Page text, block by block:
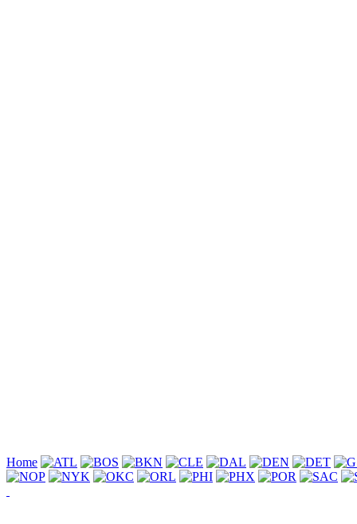
Home